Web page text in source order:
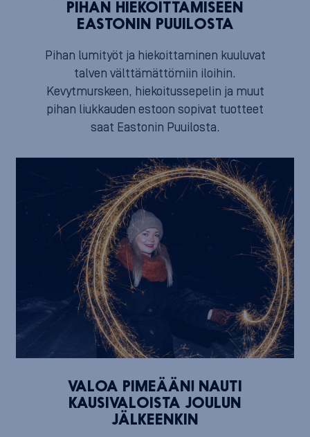
PIHAN HIEKOITTAMISEEN
EASTONIN PUUILOSTA
Pihan lumityöt ja hiekoittaminen kuuluvat
talven välttämättömiin iloihin.
Kevytmurskeen, hiekoitussepelin ja muut
pihan liukkauden estoon sopivat tuotteet
saat Eastonin Puuilosta.
VALOA PIMEÄÄN! NAUTI
KAUSIVALOISTA JOULUN
JÄLKEENKIN